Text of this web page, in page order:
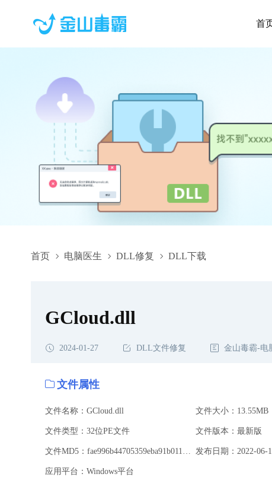
首
首页 电脑医生 DLL修复 DLL下载
GCloud.dll,GCloud.dll下载,GCloud.dll修复
GCloud.dll
2024-01-27 DLL文件修复 金山毒霸-电
文件属性
文件名称：GCloud.dll 文件大小：13.55MB
文件类型：32位PE文件 文件版本：最新版
发布日期：2022-06-
应用平台：Windows平台